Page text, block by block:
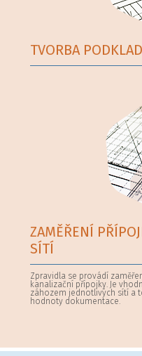
TVORBA
ZAMĚŘENÍ
SÍTÍ
Zpravidla se provádí
kanalizační přípojky. Je
záhozem jednotlivých sítí a
hodnoty dokumentace.